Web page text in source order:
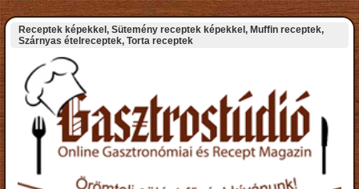
Receptek képekkel, Sütemény receptek képekkel, Muffin receptek,
Szárnyas ételreceptek, Torta receptek